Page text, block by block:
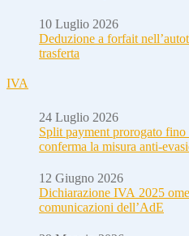
10 Luglio 2026
Deduzione a forfait
trasferta
IVA
24 Luglio 2026
Split payment prorogato
conferma la misura anti-
12 Giugno 2026
Dichiarazione IVA 2025
comunicazioni dell’AdE